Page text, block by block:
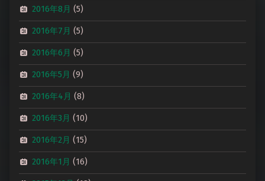
2016年8月 (5)
2016年7月 (5)
2016年6月 (5)
2016年5月 (9)
2016年4月 (8)
2016年3月 (10)
2016年2月 (15)
2016年1月 (16)